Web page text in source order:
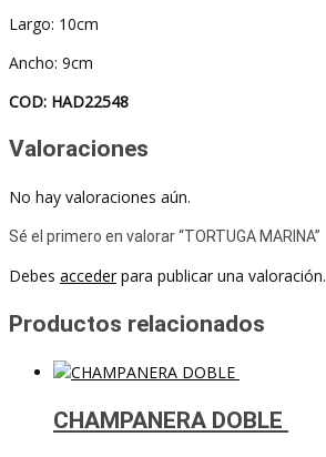
Largo: 10cm
Ancho: 9cm
COD: HAD22548
Valoraciones
No hay valoraciones aún.
Sé el primero en valorar “TORTUGA MARINA”
Debes accederpara publicar una valoración.
Productos relacionados
CHAMPANERA DOBLE